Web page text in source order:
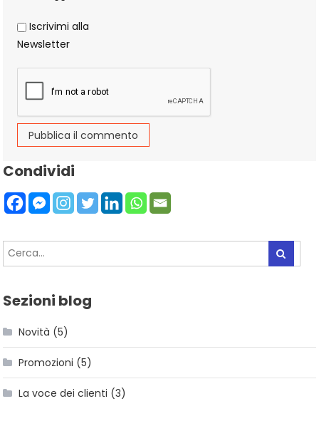
Iscrivimi alla
Newsletter
Condividi
Sezioni blog
Novità (5)
Promozioni (5)
La voce dei clienti (3)